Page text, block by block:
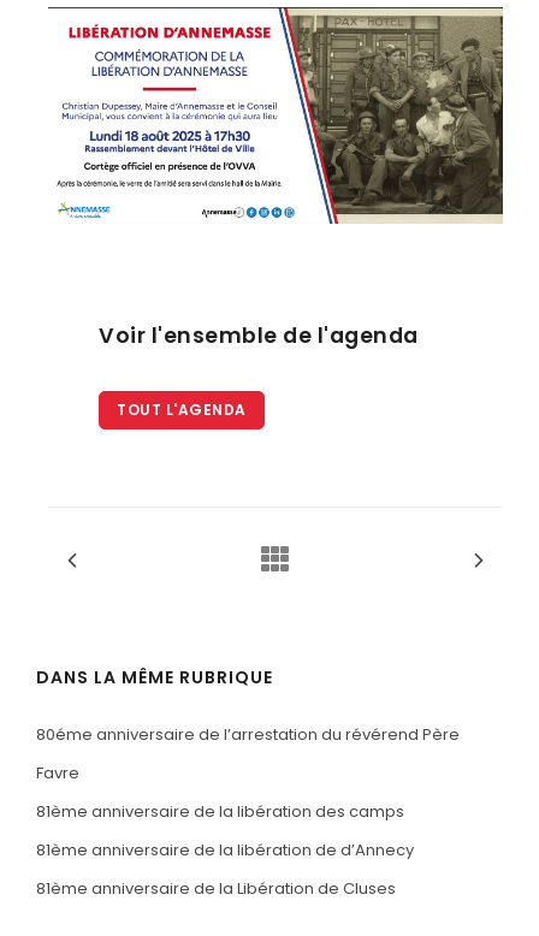
Voir l'ensemble de l'agenda
TOUT L'AGENDA
DANS LA MÊME RUBRIQUE
80éme anniversaire de l’arrestation du révérend Père
Favre
81ème anniversaire de la libération des camps
81ème anniversaire de la libération de d’Annecy
81ème anniversaire de la Libération de Cluses